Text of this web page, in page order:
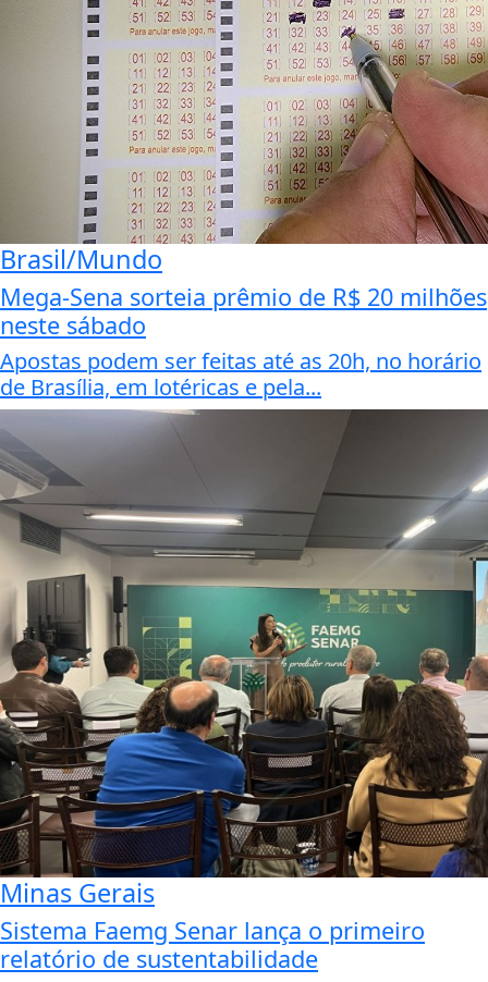
Brasil/Mundo
Mega-Sena sorteia prêmio de R$ 20 milhões
neste sábado
Apostas podem ser feitas até as 20h, no horário
de Brasília, em lotéricas e pela...
Minas Gerais
Sistema Faemg Senar lança o primeiro
relatório de sustentabilidade